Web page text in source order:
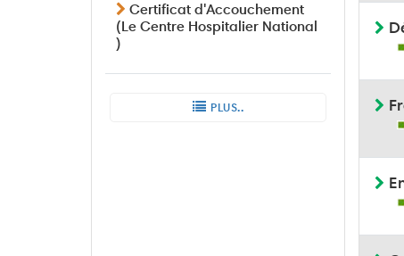
Certificat d'Accouchement
(Le Centre Hospitalier National
)
PLUS..